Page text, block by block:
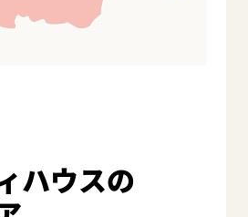
ハウスの